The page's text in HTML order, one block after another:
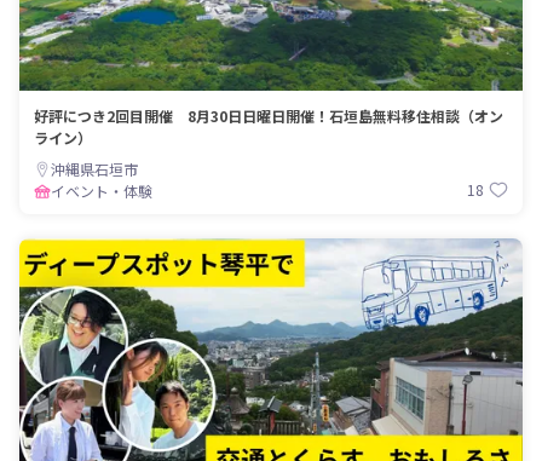
好評につき2回目開催 8月30日日曜日開催！石垣島無料移住相談（オン
ライン）
沖縄県石垣市
イベント・体験
18